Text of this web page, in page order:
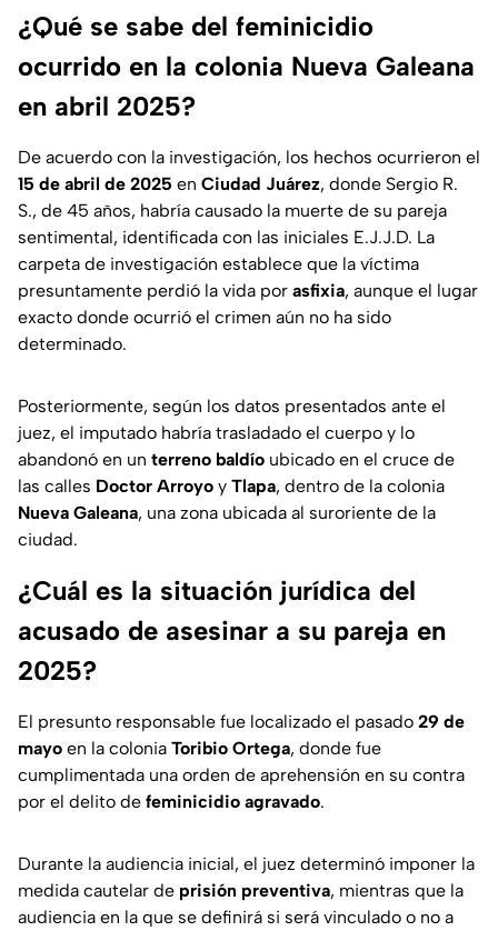
¿Qué se sabe del feminicidio
ocurrido en la colonia Nueva Galeana
en abril 2025?
De acuerdo con la investigación, los hechos ocurrieron el
15 de abril de 2025 en Ciudad Juárez, donde Sergio R.
S., de 45 años, habría causado la muerte de su pareja
sentimental, identificada con las iniciales E.J.J.D. La
carpeta de investigación establece que la víctima
presuntamente perdió la vida por asfixia, aunque el lugar
exacto donde ocurrió el crimen aún no ha sido
determinado.
Posteriormente, según los datos presentados ante el
juez, el imputado habría trasladado el cuerpo y lo
abandonó en un terreno baldío ubicado en el cruce de
las calles Doctor Arroyo y Tlapa, dentro de la colonia
Nueva Galeana, una zona ubicada al suroriente de la
ciudad.
¿Cuál es la situación jurídica del
acusado de asesinar a su pareja en
2025?
El presunto responsable fue localizado el pasado 29 de
mayo en la colonia Toribio Ortega, donde fue
cumplimentada una orden de aprehensión en su contra
por el delito de feminicidio agravado.
Durante la audiencia inicial, el juez determinó imponer la
medida cautelar de prisión preventiva, mientras que la
audiencia en la que se definirá si será vinculado o no a